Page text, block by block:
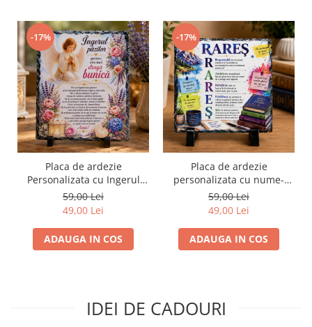
-17%
Placa de ardezie
Personalizata cu Ingerul
Pazitor pentru Bunica
59,00 Lei
49,00 Lei
ADAUGA IN COS
-17%
Placa de ardezie
personalizata cu nume-
Rares
59,00 Lei
49,00 Lei
ADAUGA IN COS
IDEI DE CADOURI